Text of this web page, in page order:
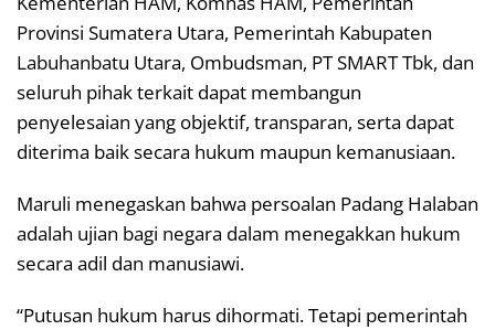
Provinsi Sumatera Utara, Pemerintah Kabupaten
Labuhanbatu Utara, Ombudsman, PT SMART Tbk, dan
seluruh pihak terkait dapat membangun
penyelesaian yang objektif, transparan, serta dapat
diterima baik secara hukum maupun kemanusiaan.
Maruli menegaskan bahwa persoalan Padang Halaban
adalah ujian bagi negara dalam menegakkan hukum
secara adil dan manusiawi.
“Putusan hukum harus dihormati. Tetapi pemerintah